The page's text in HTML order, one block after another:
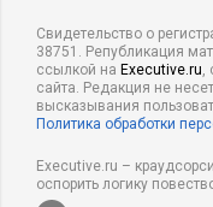
Свидетельство о
38751. Републикация
ссылкой на Executive.ru,
сайта. Редакция не
высказывания
Политика обработки
Executive.ru –
оспорить логику